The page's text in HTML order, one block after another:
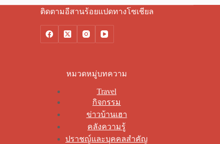
ติดตามอีสานร้อยแปดทางโซเชียล
หมวดหมู่บทความ
Travel
กิจกรรม
ข่าวบ้านเฮา
คลังความรู้
ปราชญ์และบุคคลสำคัญ